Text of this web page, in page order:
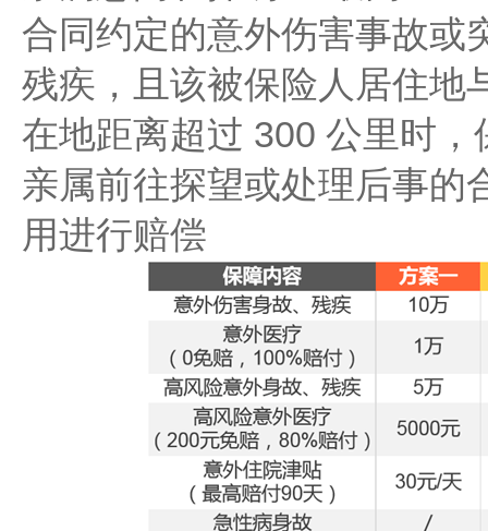
合同约定的意外伤害事故或
残疾，且该被保险人居住地
在地距离超过 300 公里时
亲属前往探望或处理后事的
用进行赔偿